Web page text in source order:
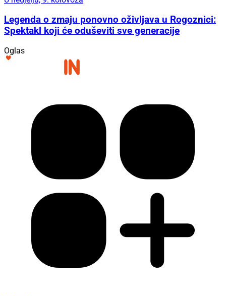
Legenda o zmaju ponovno oživljava u Rogoznici:
Spektakl koji će oduševiti sve generacije
Oglas